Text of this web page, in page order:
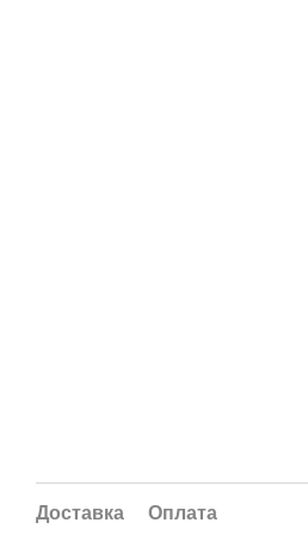
Доставка Оплата